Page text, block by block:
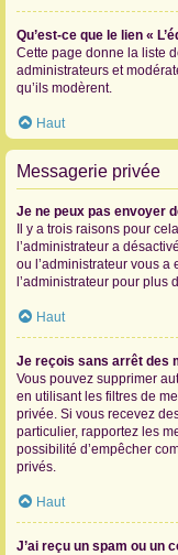
Qu’est-ce que le lien «
Cette page donne la liste
administrateurs et
qu’ils modèrent.
Haut
Messagerie privée
Je ne peux pas envoyer
Il y a trois raisons pour
l’administrateur a
ou l’administrateur vous a
l’administrateur pour plus
Haut
Je reçois sans arrêt des
Vous pouvez supprimer
en utilisant les filtres de
privée. Si vous recevez
particulier, rapportez les
possibilité d’empêcher
privés.
Haut
J’ai reçu un spam ou un